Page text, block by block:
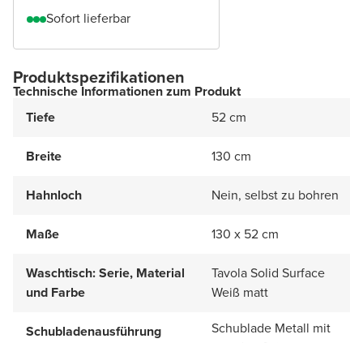
Sofort lieferbar
Produktspezifikationen
Technische Informationen zum Produkt
Tiefe
52 cm
Breite 130 cm
Hahnloch Nein, selbst zu bohren
Maße 130 x 52 cm
Waschtisch: Serie, Material
und Farbe
Tavola Solid Surface
Weiß matt
Schubladenausführung
Schublade Metall mit